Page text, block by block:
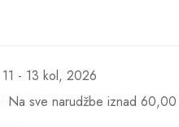
11 - 13 kol, 2026
Na sve narudžbe iznad 60,00